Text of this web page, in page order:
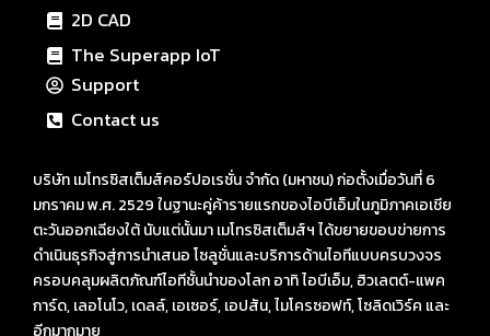
2D CAD
The Superapp IoT
Support
Contact us
บริษัท เมโทรซิสเต็มส์คอร์ปอเรชั่น จำกัด (มหาชน) ก่อตั้งเมื่อวันที่ 6
มกราคม พ.ศ. 2529 ในฐานะคู่ค้ารายแรกของไอบีเอ็มในภูมิภาคเอเชีย
ตะวันออกเฉียงใต้ นับแต่นั้นมา เมโทรซิสเต็มส์ฯ ได้ขยายขอบข่ายการ
ดำเนินธุรกิจสู่การนำเสนอ โซลูชั่นและบริการด้านไอทีแบบครบวงจร
ครอบคลุมผลิตภัณฑ์ไอทีชั้นนำของโลก อาทิ ไอบีเอ็ม, ฮิวเลตต์-แพค
การ์ด, เลอโนโว, เดลล์, เอเซอร์, เอปสัน, ไมโครซอฟท์, โซลิดเวิร์ค และ